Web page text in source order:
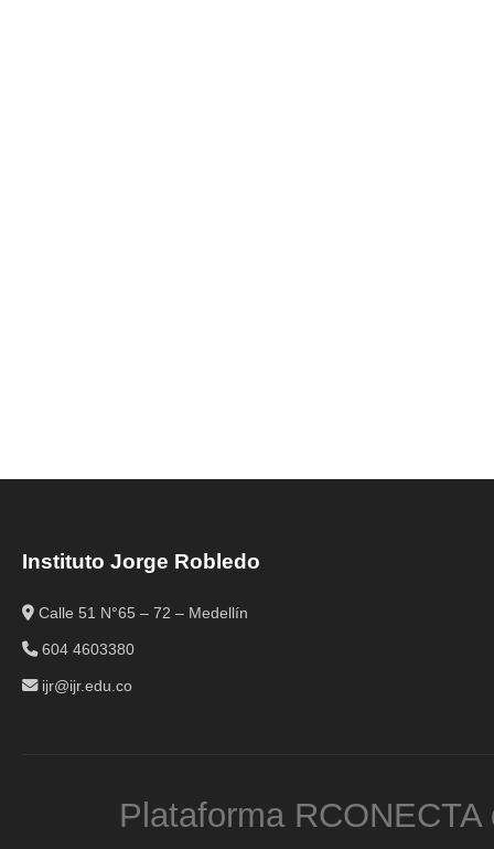
Instituto Jorge Robledo
Calle 51 N°65 – 72 – Medellín
604 4603380
ijr@ijr.edu.co
Plataforma